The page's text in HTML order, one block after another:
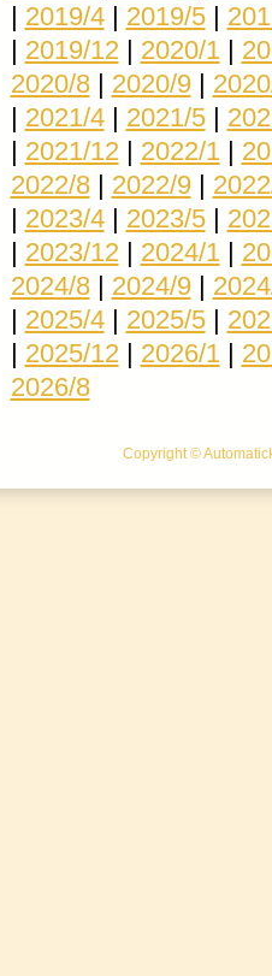
| 2019/4| 2019/5|
| 2019/12| 2020/1|
2020/8| 2020/9|
| 2021/4| 2021/5|
| 2021/12| 2022/1|
2022/8| 2022/9|
| 2023/4| 2023/5|
| 2023/12| 2024/1|
2024/8| 2024/9|
| 2025/4| 2025/5|
| 2025/12| 2026/1|
2026/8
Copyright ©